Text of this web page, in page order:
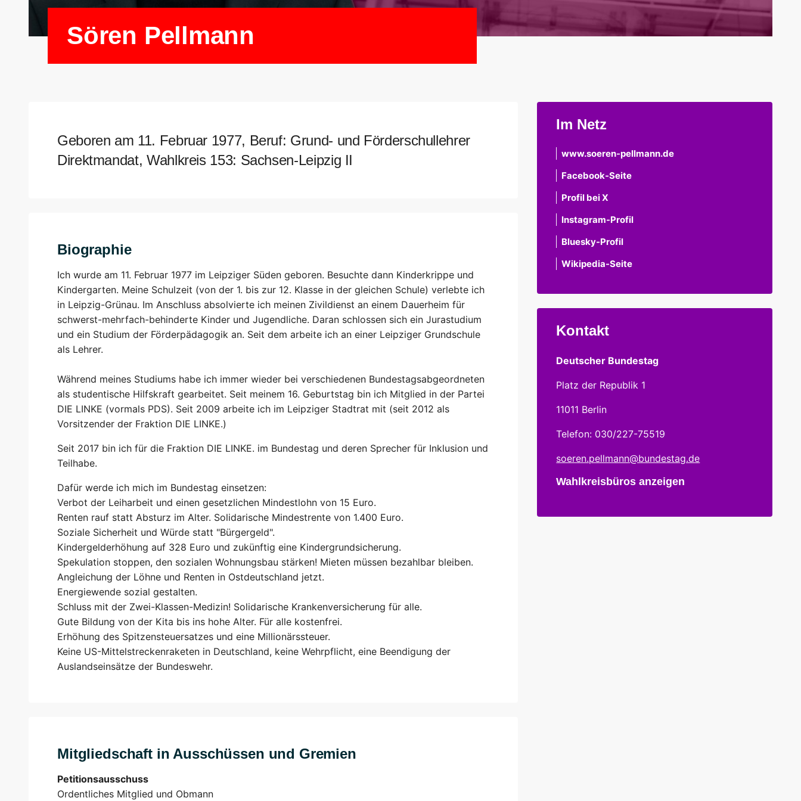
Sören Pellmann
Geboren am 11. Februar 1977, Beruf: Grund- und Förderschullehrer
Direktmandat, Wahlkreis 153: Sachsen-Leipzig II
Biographie
Ich wurde am 11. Februar 1977 im Leipziger Süden geboren. Besuchte dann Kinderkrippe und
Kindergarten. Meine Schulzeit (von der 1. bis zur 12. Klasse in der gleichen Schule) verlebte ich
in Leipzig-Grünau. Im Anschluss absolvierte ich meinen Zivildienst an einem Dauerheim für
schwerst-mehrfach-behinderte Kinder und Jugendliche. Daran schlossen sich ein Jurastudium
und ein Studium der Förderpädagogik an. Seit dem arbeite ich an einer Leipziger Grundschule
als Lehrer.
Während meines Studiums habe ich immer wieder bei verschiedenen Bundestagsabgeordneten
als studentische Hilfskraft gearbeitet. Seit meinem 16. Geburtstag bin ich Mitglied in der Partei
DIE LINKE (vormals PDS). Seit 2009 arbeite ich im Leipziger Stadtrat mit (seit 2012 als
Vorsitzender der Fraktion DIE LINKE.)
Seit 2017 bin ich für die Fraktion DIE LINKE. im Bundestag und deren Sprecher für Inklusion und
Teilhabe.
Dafür werde ich mich im Bundestag einsetzen:
Verbot der Leiharbeit und einen gesetzlichen Mindestlohn von 15 Euro.
Renten rauf statt Absturz im Alter. Solidarische Mindestrente von 1.400 Euro.
Soziale Sicherheit und Würde statt "Bürgergeld".
Kindergelderhöhung auf 328 Euro und zukünftig eine Kindergrundsicherung.
Spekulation stoppen, den sozialen Wohnungsbau stärken! Mieten müssen bezahlbar bleiben.
Angleichung der Löhne und Renten in Ostdeutschland jetzt.
Energiewende sozial gestalten.
Schluss mit der Zwei-Klassen-Medizin! Solidarische Krankenversicherung für alle.
Gute Bildung von der Kita bis ins hohe Alter. Für alle kostenfrei.
Erhöhung des Spitzensteuersatzes und eine Millionärssteuer.
Keine US-Mittelstreckenraketen in Deutschland, keine Wehrpflicht, eine Beendigung der
Auslandseinsätze der Bundeswehr.
Mitgliedschaft in Ausschüssen und Gremien
Petitionsausschuss
Ordentliches Mitglied und Obmann
Im Netz
www.soeren-pellmann.de
Facebook-Seite
Profil bei X
Instagram-Profil
Bluesky-Profil
Wikipedia-Seite
Kontakt
Deutscher Bundestag
Platz der Republik 1
11011 Berlin
Telefon: 030/227-75519
soeren.pellmann@bundestag.de
Wahlkreisbüros anzeigen